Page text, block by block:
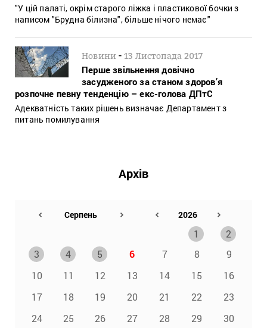
"У цій палаті, окрім старого ліжка і пластикової бочки з
написом "Брудна білизна", більше нічого немає"
Новини -13 Листопада 2017
Перше звільнення довічно
засудженого за станом здоров’я
розпочне певну тенденцію – екс-голова ДПтС
Адекватність таких рішень визначає Департамент з
питань помилування
Архів
1
2
3
4 5 6 7 8
9
10
11 12 13 14 15
16
17
18 19 20 21 22
23
24
25 26 27 28 29
30